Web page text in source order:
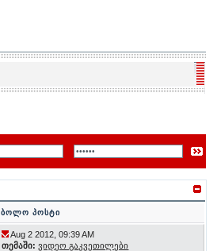
ბოლო პოსტი
Aug 2 2012, 09:39 AM
თემაში: ვიდეო გაკვეთილები